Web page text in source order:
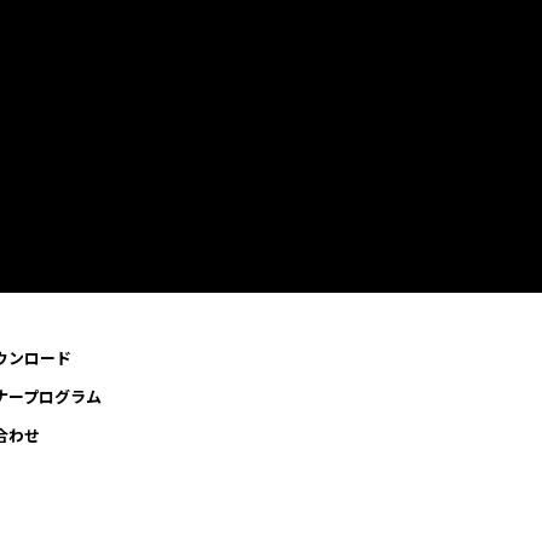
ンロード
ープログラム
わせ